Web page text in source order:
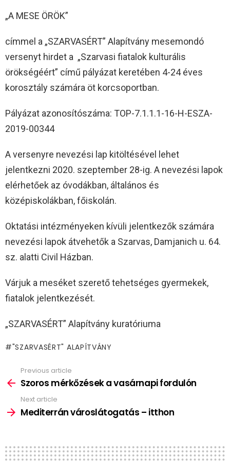
„A MESE ÖRÖK”
címmel a „SZARVASÉRT” Alapítvány mesemondó
versenyt hirdet a „Szarvasi fiatalok kulturális
örökségéért” című pályázat keretében 4-24 éves
korosztály számára öt korcsoportban.
Pályázat azonosítószáma: TOP-7.1.1.1-16-H-ESZA-
2019-00344
A versenyre nevezési lap kitöltésével lehet
jelentkezni 2020. szeptember 28-ig. A nevezési lapok
elérhetőek az óvodákban, általános és
középiskolákban, főiskolán.
Oktatási intézményeken kívüli jelentkezők számára
nevezési lapok átvehetők a Szarvas, Damjanich u. 64.
sz. alatti Civil Házban.
Várjuk a meséket szerető tehetséges gyermekek,
fiatalok jelentkezését.
„SZARVASÉRT” Alapítvány kuratóriuma
"SZARVASÉRT" ALAPÍTVÁNY
more
Previous article
Szoros mérkőzések a vasárnapi fordulón
Next article
Mediterrán városlátogatás – itthon